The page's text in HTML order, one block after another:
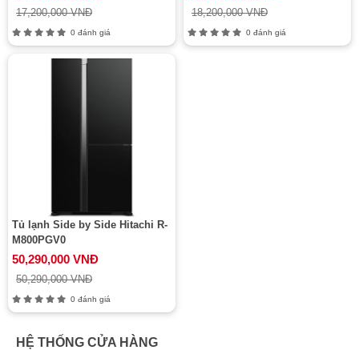
17,200,000 VNĐ
0 đánh giá
18,200,000 VNĐ
0 đánh giá
Tủ lạnh Side by Side Hitachi R-
M800PGV0
50,290,000 VNĐ
50,290,000 VNĐ
0 đánh giá
HỆ THỐNG CỬA HÀNG